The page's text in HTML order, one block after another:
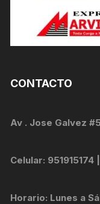
CONTACTO
Av . Jose Galvez
Celular:
Horario: Lunes a